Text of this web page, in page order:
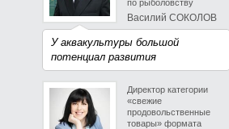
по рыболовству
Василий СОКОЛОВ
У аквакультуры большой
потенциал развития
Директор категории
«свежие
продовольственные
товары» формата